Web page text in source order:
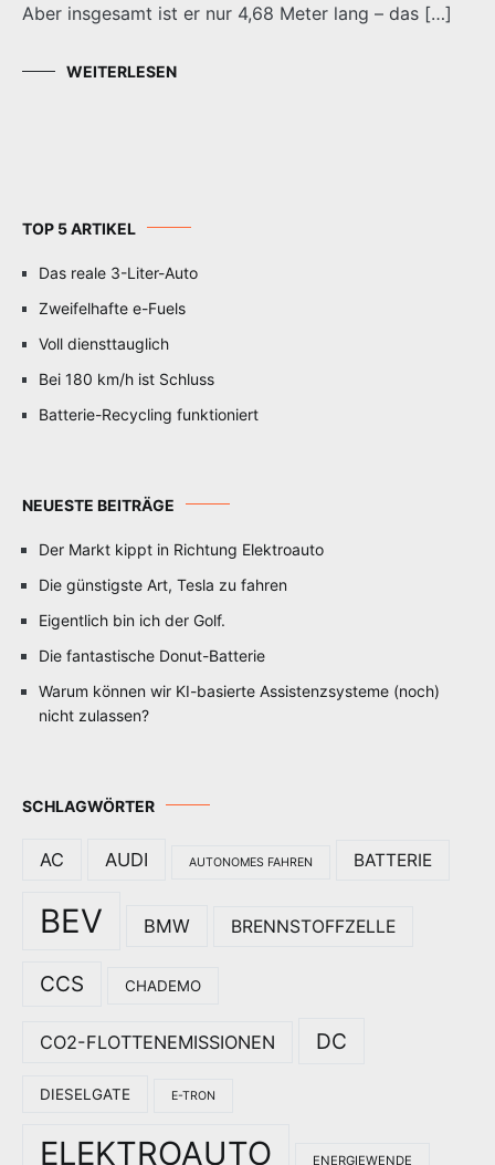
Aber insgesamt ist er nur 4,68 Meter lang – das […]
WEITERLESEN
TOP 5 ARTIKEL
Das reale 3-Liter-Auto
Zweifelhafte e-Fuels
Voll diensttauglich
Bei 180 km/h ist Schluss
Batterie-Recycling funktioniert
NEUESTE BEITRÄGE
Der Markt kippt in Richtung Elektroauto
Die günstigste Art, Tesla zu fahren
Eigentlich bin ich der Golf.
Die fantastische Donut-Batterie
Warum können wir KI-basierte Assistenzsysteme (noch)
nicht zulassen?
SCHLAGWÖRTER
AC AUDI AUTONOMES FAHREN BATTERIE
BEV BMW BRENNSTOFFZELLE
CCS CHADEMO
CO2-FLOTTENEMISSIONEN DC
DIESELGATE E-TRON
ELEKTROAUTO ENERGIEWENDE